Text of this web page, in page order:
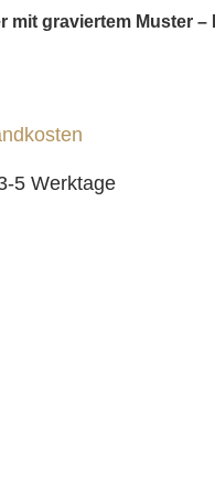
mit graviertem Muster –
5 Werktage